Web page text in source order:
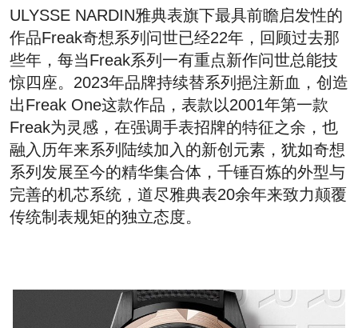
ULYSSE NARDIN雅典表旗下最具前瞻启发性的
作品Freak奇想系列问世已经22年，回顾过去那
些年，每当Freak系列一有重点新作问世总能技
惊四座。2023年品牌持续替系列挹注新血，创造
出Freak One这款作品，表款以2001年第一款
Freak为灵感，在强调手表招牌的特征之余，也
融入历年来系列陆续加入的新创元素，犹如奇想
系列发展至今的精华集合体，千锤百炼的外型与
完善的机芯系统，道尽雅典表20余年来致力颠覆
传统制表规矩的独立态度。